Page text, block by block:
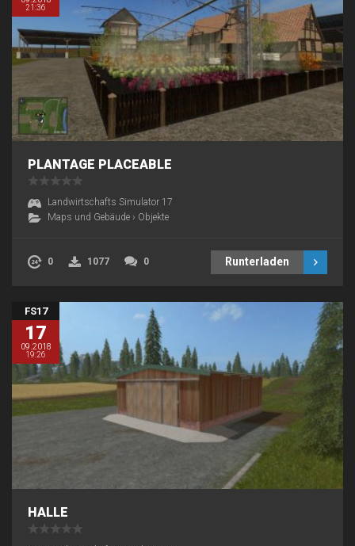
21:36
PLANTAGE PLACEABLE
Landwirtschafts Simulator 17
Maps und Gebäude › Objekte
0 1077 0 Runterladen
FS17
17
09.2018
19:26
HALLE